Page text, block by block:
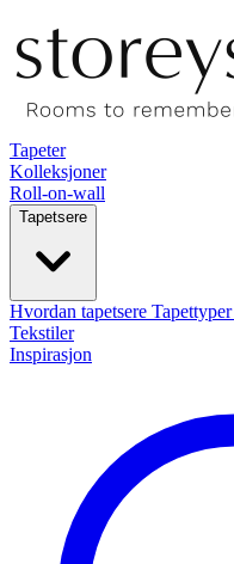
Tapeter
Kolleksjoner
Roll-on-wall
Tapetsere
Hvordan tapetsere Tapettyper
Tekstiler
Inspirasjon